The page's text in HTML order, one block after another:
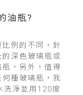
油瓶?
例的不同，針
深色玻璃瓶或
，另外，值得
種玻璃瓶，我
洗淨並用120度